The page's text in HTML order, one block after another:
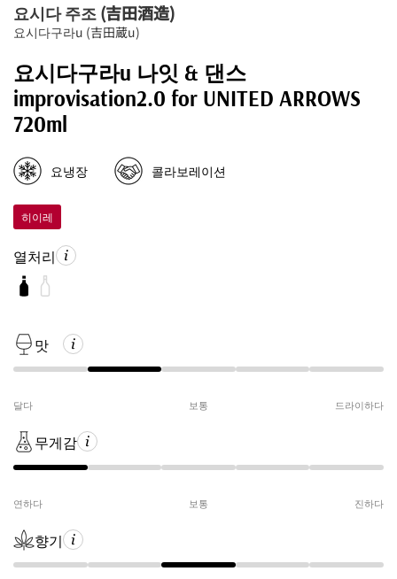
요시다 주조 (吉田酒造)
요시다구라u (吉田蔵u)
요시다구라u 나잇 & 댄스
improvisation2.0 for UNITED ARROWS
720ml
요냉장 콜라보레이션
히이레
열처리
맛
달다 보통 드라이하다
무게감
연하다 보통 진하다
향기